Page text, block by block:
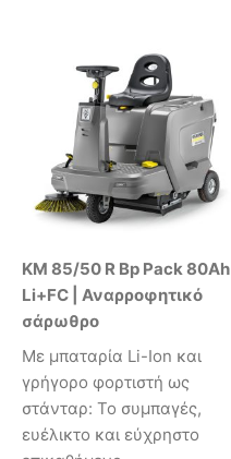
KM 85/50 R Bp Pack 80Ah
Li+FC | Αναρροφητικό
σάρωθρο
Με μπαταρία Li-Ion και
γρήγορο φορτιστή ως
στάνταρ: To συμπαγές,
ευέλικτο και εύχρηστο